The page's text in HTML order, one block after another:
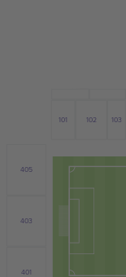
101 102 103
401
403
405